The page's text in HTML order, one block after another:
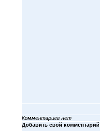
Комментариев нет
Добавить свой